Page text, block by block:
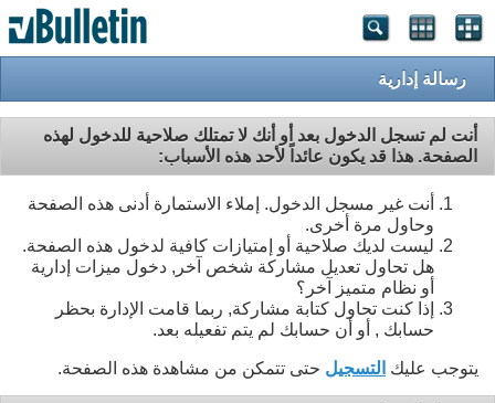
رسالة إدارية
أنت لم تسجل الدخول بعد أو أنك لا تمتلك صلاحية للدخول لهذه
الصفحة. هذا قد يكون عائداً لأحد هذه الأسباب:
أنت غير مسجل الدخول. إملاء الاستمارة أدنى هذه الصفحة
وحاول مرة أخرى.
ليست لديك صلاحية أو إمتيازات كافية لدخول هذه الصفحة.
هل تحاول تعديل مشاركة شخص آخر, دخول ميزات إدارية
أو نظام متميز آخر؟
إذا كنت تحاول كتابة مشاركة, ربما قامت الإدارة بحظر
حسابك , أو أن حسابك لم يتم تفعيله بعد.
يتوجب عليك التسجيل حتى تتمكن من مشاهدة هذه الصفحة.